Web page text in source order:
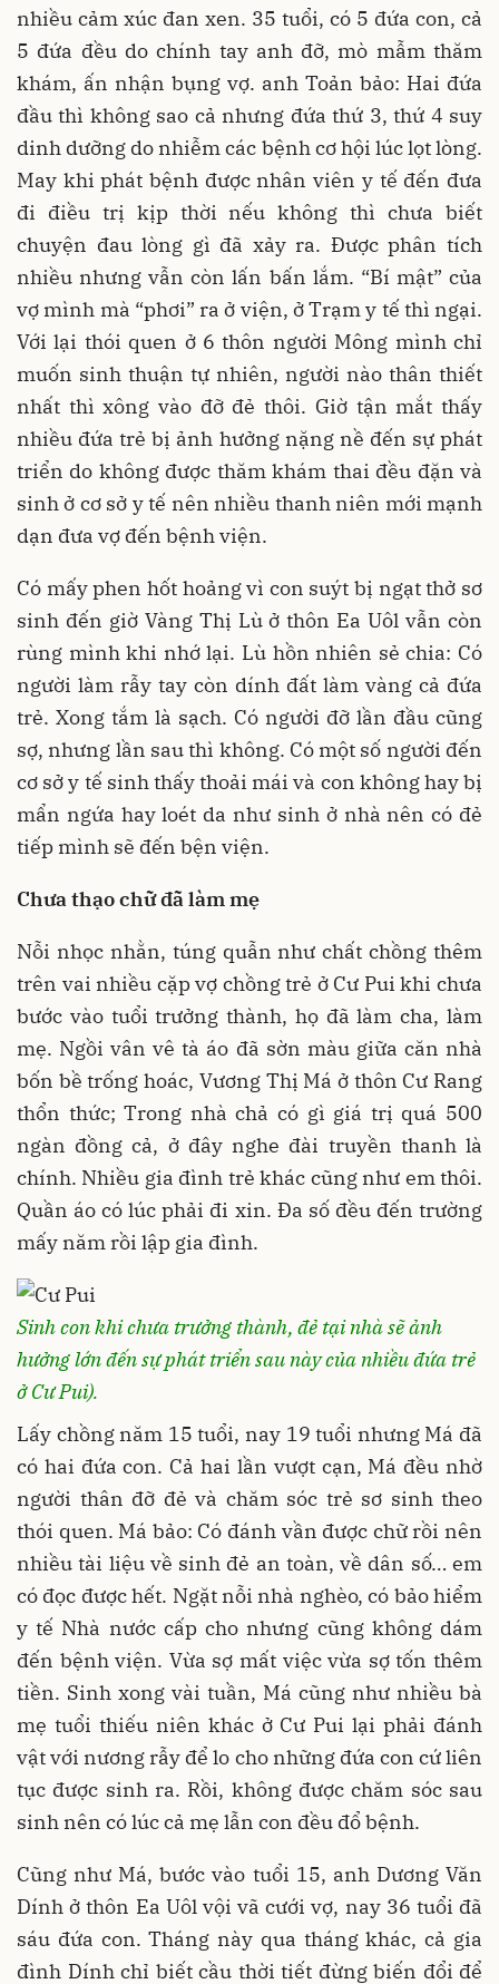
nhiều cảm xúc đan xen. 35 tuổi, có 5 đứa con, cả
5 đứa đều do chính tay anh đỡ, mò mẫm thăm
khám, ấn nhận bụng vợ. anh Toản bảo: Hai đứa
đầu thì không sao cả nhưng đứa thứ 3, thứ 4 suy
dinh dưỡng do nhiễm các bệnh cơ hội lúc lọt lòng.
May khi phát bệnh được nhân viên y tế đến đưa
đi điều trị kịp thời nếu không thì chưa biết
chuyện đau lòng gì đã xảy ra. Được phân tích
nhiều nhưng vẫn còn lấn bấn lắm. “Bí mật” của
vợ mình mà “phơi” ra ở viện, ở Trạm y tế thì ngại.
Với lại thói quen ở 6 thôn người Mông mình chỉ
muốn sinh thuận tự nhiên, người nào thân thiết
nhất thì xông vào đỡ đẻ thôi. Giờ tận mắt thấy
nhiều đứa trẻ bị ảnh hưởng nặng nề đến sự phát
triển do không được thăm khám thai đều đặn và
sinh ở cơ sở y tế nên nhiều thanh niên mới mạnh
dạn đưa vợ đến bệnh viện.
Có mấy phen hốt hoảng vì con suýt bị ngạt thở sơ
sinh đến giờ Vàng Thị Lù ở thôn Ea Uôl vẫn còn
rùng mình khi nhớ lại. Lù hồn nhiên sẻ chia: Có
người làm rẫy tay còn dính đất làm vàng cả đứa
trẻ. Xong tắm là sạch. Có người đỡ lần đầu cũng
sợ, nhưng lần sau thì không. Có một số người đến
cơ sở y tế sinh thấy thoải mái và con không hay bị
mẩn ngứa hay loét da như sinh ở nhà nên có đẻ
tiếp mình sẽ đến bện viện.
Chưa thạo chữ đã làm mẹ
Nỗi nhọc nhằn, túng quẫn như chất chồng thêm
trên vai nhiều cặp vợ chồng trẻ ở Cư Pui khi chưa
bước vào tuổi trưởng thành, họ đã làm cha, làm
mẹ. Ngồi vân vê tà áo đã sờn màu giữa căn nhà
bốn bề trống hoác, Vương Thị Má ở thôn Cư Rang
thổn thức; Trong nhà chả có gì giá trị quá 500
ngàn đồng cả, ở đây nghe đài truyền thanh là
chính. Nhiều gia đình trẻ khác cũng như em thôi.
Quần áo có lúc phải đi xin. Đa số đều đến trường
mấy năm rồi lập gia đình.
Sinh con khi chưa trưởng thành, đẻ tại nhà sẽ ảnh
hưởng lớn đến sự phát triển sau này của nhiều đứa trẻ
ở Cư Pui).
Lấy chồng năm 15 tuổi, nay 19 tuổi nhưng Má đã
có hai đứa con. Cả hai lần vượt cạn, Má đều nhờ
người thân đỡ đẻ và chăm sóc trẻ sơ sinh theo
thói quen. Má bảo: Có đánh vần được chữ rồi nên
nhiều tài liệu về sinh đẻ an toàn, về dân số… em
có đọc được hết. Ngặt nỗi nhà nghèo, có bảo hiểm
y tế Nhà nước cấp cho nhưng cũng không dám
đến bệnh viện. Vừa sợ mất việc vừa sợ tốn thêm
tiền. Sinh xong vài tuần, Má cũng như nhiều bà
mẹ tuổi thiếu niên khác ở Cư Pui lại phải đánh
vật với nương rẫy để lo cho những đứa con cứ liên
tục được sinh ra. Rồi, không được chăm sóc sau
sinh nên có lúc cả mẹ lẫn con đều đổ bệnh.
Cũng như Má, bước vào tuổi 15, anh Dương Văn
Dính ở thôn Ea Uôl vội vã cưới vợ, nay 36 tuổi đã
sáu đứa con. Tháng này qua tháng khác, cả gia
đình Dính chỉ biết cầu thời tiết đừng biến đổi để